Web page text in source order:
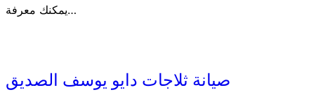
يمكنك معرفة…
صيانة ثلاجات دايو يوسف الصديق